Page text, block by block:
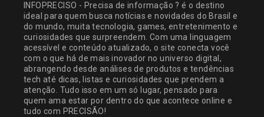
INFOPRECISO - Precisa de informação ? é o destino
ideal para quem busca notícias e novidades do Brasil e
do mundo, muita tecnologia, games, entretenimento e
curiosidades que surpreendem. Com uma linguagem
acessível e conteúdo atualizado, o site conecta você
com o que há de mais inovador no universo digital,
abrangendo desde análises de produtos e tendências
tech até dicas, listas e curiosidades que prendem a
atenção. Tudo isso em um só lugar, pensado para
quem ama estar por dentro do que acontece online e
tudo com PRECISÃO!